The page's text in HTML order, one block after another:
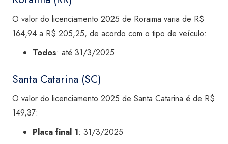
O valor do licenciamento 2025 de Roraima varia de R$
164,94 a R$ 205,25, de acordo com o tipo de veículo:
Todos: até 31/3/2025
Santa Catarina (SC)
O valor do licenciamento 2025 de Santa Catarina é de R$
149,37:
Placa final 1: 31/3/2025